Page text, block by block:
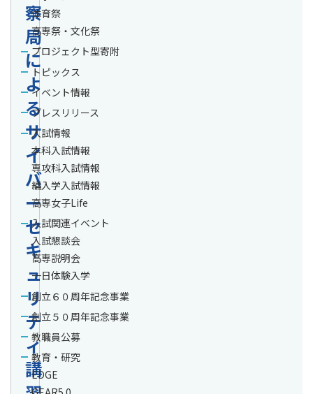
察
局
に
よ
る
サ
イ
バ
ー
セ
キ
ュ
リ
テ
ィ
講
体育祭
高専祭・文化祭
プロジェクト型寄附
トピックス
イベント情報
プレスリリース
入試情報
本科入試情報
専攻科入試情報
編入学入試情報
高専女子Life
入試関連イベント
入試懇談会
高専説明会
一日体験入学
創立６０周年記念事業
創立５０周年記念事業
教職員公募
教育・研究
EDGE